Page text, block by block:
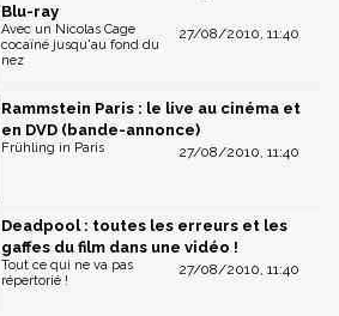
Blu-ray
27/08/2010, 11:40
Avec un Nicolas Cage
cocaïné jusqu'au fond du
nez
Rammstein Paris : le live au cinéma et
en DVD (bande-annonce)
27/08/2010, 11:40
Frühling in Paris
Deadpool : toutes les erreurs et les
gaffes du film dans une vidéo !
27/08/2010, 11:40
Tout ce qui ne va pas
répertorié !